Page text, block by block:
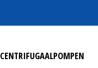
CENTRIFUGAALPOMPEN